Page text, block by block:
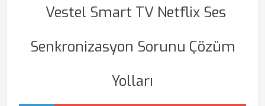
Vestel Smart TV Netflix Ses
Senkronizasyon Sorunu Çözüm
Yolları